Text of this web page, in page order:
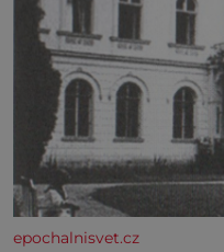
epochalnisvet.cz